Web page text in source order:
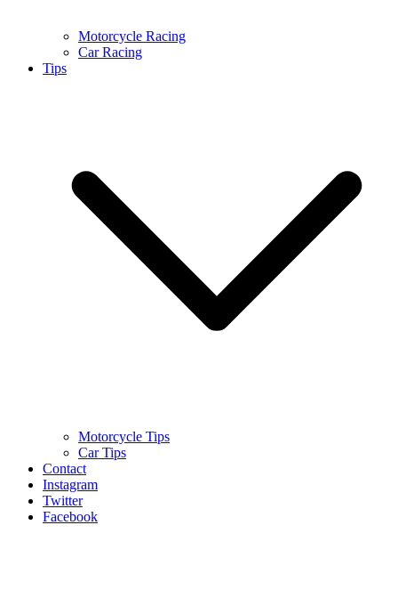
Motorcycle Racing
Car Racing
Tips
Motorcycle Tips
Car Tips
Contact
Instagram
Twitter
Facebook